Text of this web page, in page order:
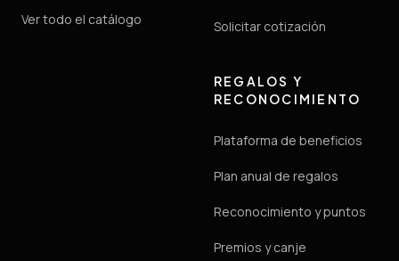
Ver todo el catálogo Solicitar cotización
REGALOS Y
RECONOCIMIENTO
Plataforma de beneficios
Plan anual de regalos
Reconocimiento y puntos
Premios y canje